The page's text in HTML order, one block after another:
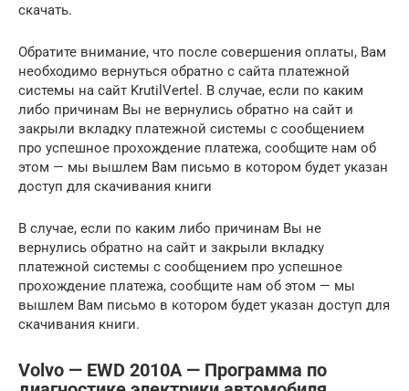
скачать.
Обратите внимание, что после совершения оплаты, Вам
необходимо вернуться обратно с сайта платежной
системы на сайт KrutilVertel. В случае, если по каким
либо причинам Вы не вернулись обратно на сайт и
закрыли вкладку платежной системы с сообщением
про успешное прохождение платежа, сообщите нам об
этом — мы вышлем Вам письмо в котором будет указан
доступ для скачивания книги
В случае, если по каким либо причинам Вы не
вернулись обратно на сайт и закрыли вкладку
платежной системы с сообщением про успешное
прохождение платежа, сообщите нам об этом — мы
вышлем Вам письмо в котором будет указан доступ для
скачивания книги.
Volvo — EWD 2010А — Программа по